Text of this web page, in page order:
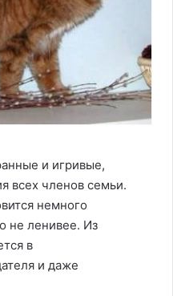
и игривые,
всех членов семьи.
немного
не ленивее. Из
в
и даже